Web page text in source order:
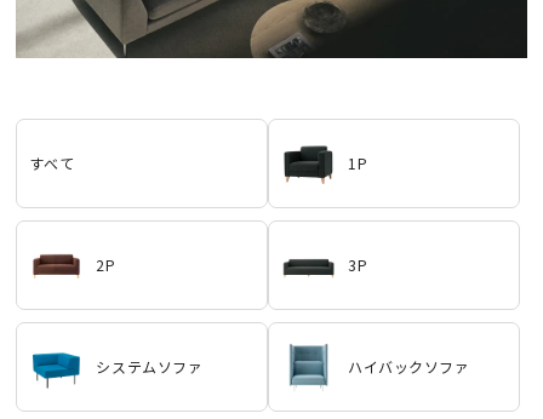
すべて 1P
2P 3P
システムソファ ハイバックソファ